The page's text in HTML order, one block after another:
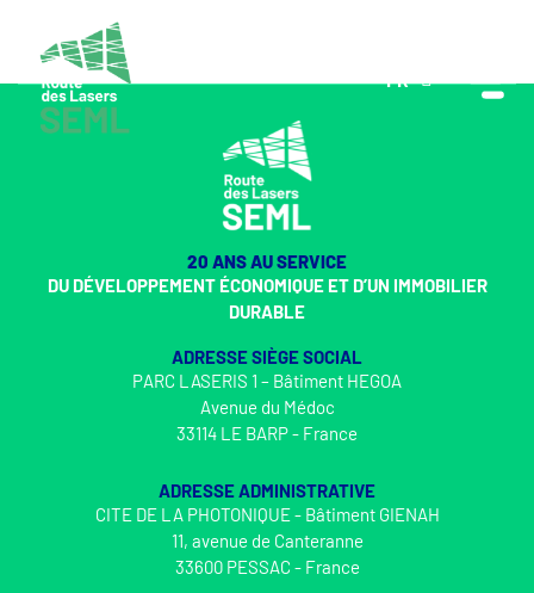
FR
EN
20 ANS AU SERVICE
DU DÉVELOPPEMENT ÉCONOMIQUE ET D’UN IMMOBILIER
DURABLE
ADRESSE SIÈGE SOCIAL
PARC LASERIS 1 – Bâtiment HEGOA
Avenue du Médoc
33114 LE BARP - France
ADRESSE ADMINISTRATIVE
CITE DE LA PHOTONIQUE - Bâtiment GIENAH
11, avenue de Canteranne
33600 PESSAC - France